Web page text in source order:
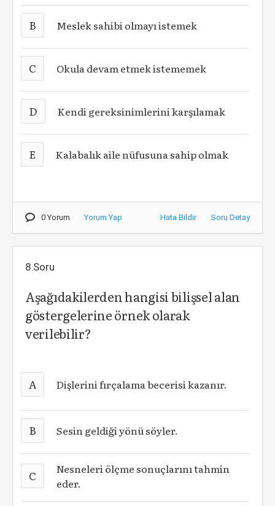
B Meslek sahibi olmayı istemek
C Okula devam etmek istememek
D Kendi gereksinimlerini karşılamak
E Kalabalık aile nüfusuna sahip olmak
0 Yorum Yorum Yap Hata Bildir Soru Detay
8.Soru
Aşağıdakilerden hangisi bilişsel alan
göstergelerine örnek olarak
verilebilir?
A Dişlerini fırçalama becerisi kazanır.
B Sesin geldiği yönü söyler.
C
Nesneleri ölçme sonuçlarını tahmin
eder.